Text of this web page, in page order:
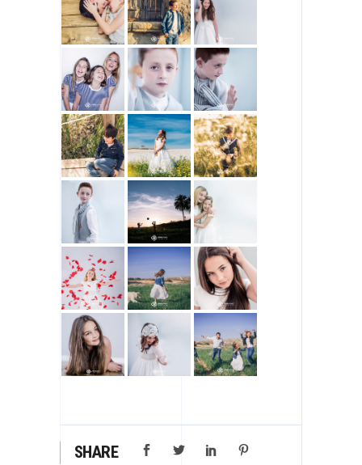
SHARE